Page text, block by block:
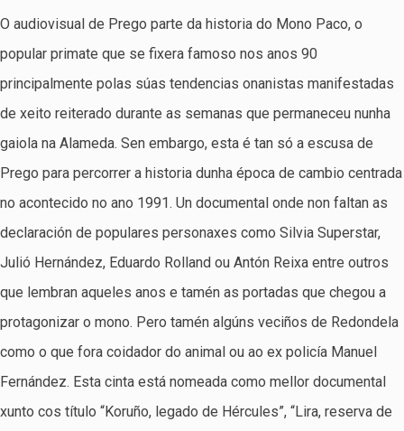
O audiovisual de Prego parte da historia do Mono Paco, o
popular primate que se fixera famoso nos anos 90
principalmente polas súas tendencias onanistas manifestadas
de xeito reiterado durante as semanas que permaneceu nunha
gaiola na Alameda. Sen embargo, esta é tan só a escusa de
Prego para percorrer a historia dunha época de cambio centrada
no acontecido no ano 1991. Un documental onde non faltan as
declaración de populares personaxes como Silvia Superstar,
Julió Hernández, Eduardo Rolland ou Antón Reixa entre outros
que lembran aqueles anos e tamén as portadas que chegou a
protagonizar o mono. Pero tamén algúns veciños de Redondela
como o que fora coidador do animal ou ao ex policía Manuel
Fernández. Esta cinta está nomeada como mellor documental
xunto cos título “Koruño, legado de Hércules”, “Lira, reserva de